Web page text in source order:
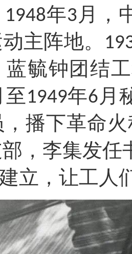
1948年3 月，
主阵地。
蓝毓钟团结
至1949年6 月
播下革命
，李集发任
立，让工人